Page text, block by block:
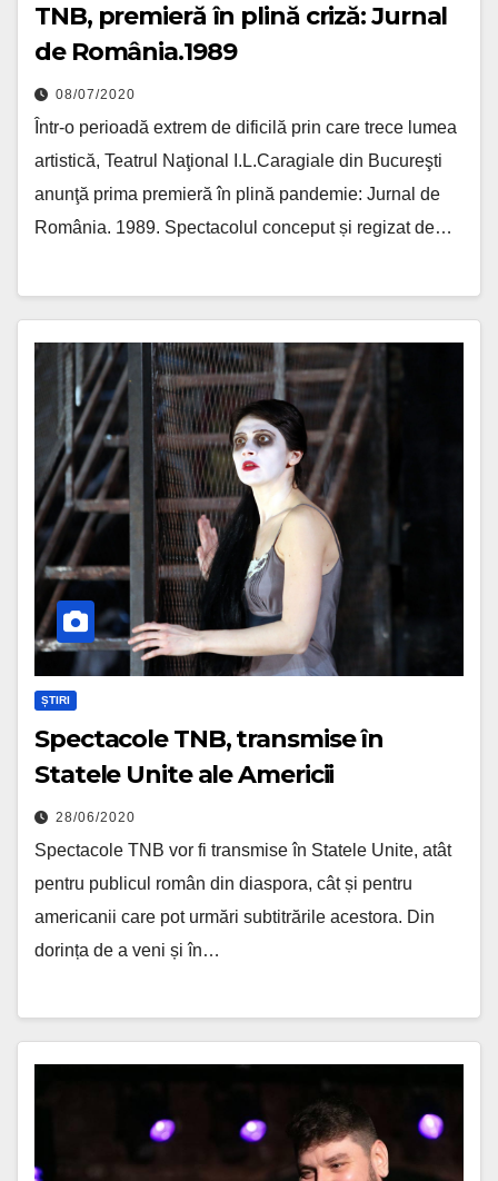
TNB, premieră în plină criză: Jurnal
de România.1989
08/07/2020
Într-o perioadă extrem de dificilă prin care trece lumea
artistică, Teatrul Naţional I.L.Caragiale din Bucureşti
anunţă prima premieră în plină pandemie: Jurnal de
România. 1989. Spectacolul conceput și regizat de…
ȘTIRI
Spectacole TNB, transmise în
Statele Unite ale Americii
28/06/2020
Spectacole TNB vor fi transmise în Statele Unite, atât
pentru publicul român din diaspora, cât și pentru
americanii care pot urmări subtitrările acestora. Din
dorința de a veni și în…